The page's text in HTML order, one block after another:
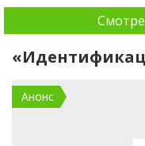
Анонс